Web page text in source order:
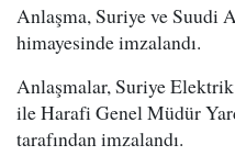
Anlaşma, Suriye ve Suudi
himayesinde imzalandı.
Anlaşmalar, Suriye
ile Harafi Genel Müdür
tarafından imzalandı.